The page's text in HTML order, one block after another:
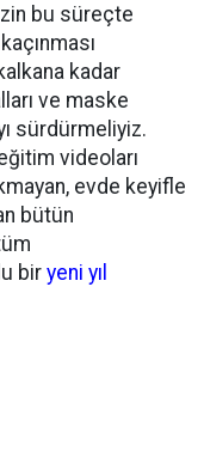
bu süreçte
kadar
ve maske
sürdürmeliyiz.
videoları
evde keyifle
bütün
bir yeni yıl